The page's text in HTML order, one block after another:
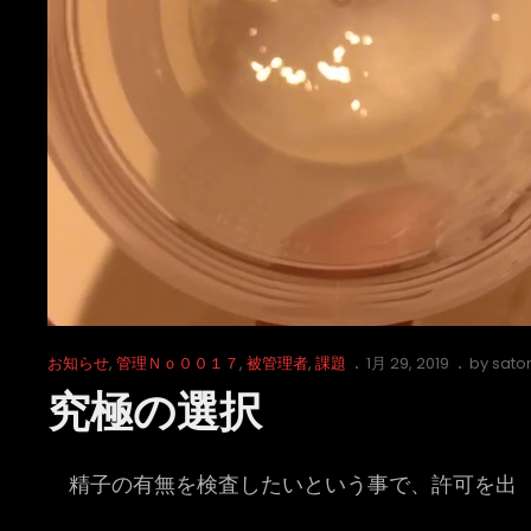
Cat
Links
お知らせ, 管理Ｎｏ００１７, 被管理者, 課題
Posted
1月 29, 2019 by
究極の選択
精子の有無を検査したいという事で、許可を出